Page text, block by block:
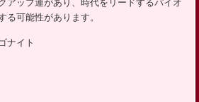
アップ運があり、時代をリードするパイオ
る可能性があります。
ナイト